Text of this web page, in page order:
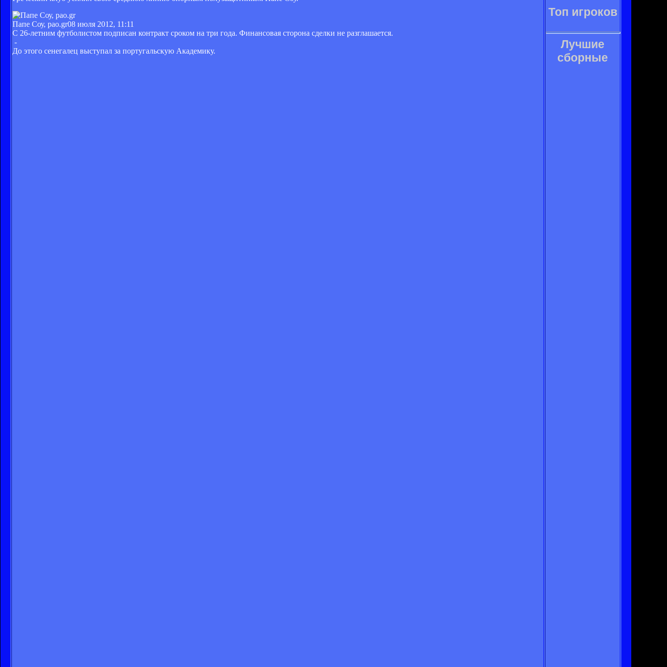
Папе Соу, pao.gr08 июля 2012, 11:11
С 26-летним футболистом подписан контракт сроком на три года. Финансовая сторона сделки не разглашается.
-
До этого сенегалец выступал за португальскую Академику.
Топ игроков
Лучшие
сборные